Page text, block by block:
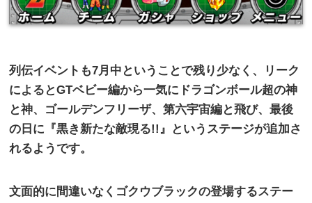
列伝イベントも7月中ということで残り少なく、リーク
によるとGTベビー編から一気にドラゴンボール超の神
と神、ゴールデンフリーザ、第六宇宙編と飛び、最後
の日に『黒き新たな敵現る!! 』というステージが追加さ
れるようです。
文面的に間違いなくゴクウブラックの登場するステー